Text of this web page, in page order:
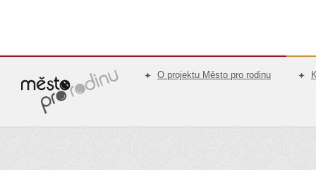
O projektu Město pro rodinu